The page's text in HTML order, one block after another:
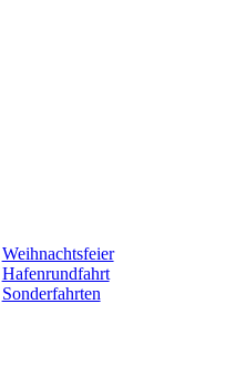
Weihnachtsfeier
Hafenrundfahrt
Sonderfahrten